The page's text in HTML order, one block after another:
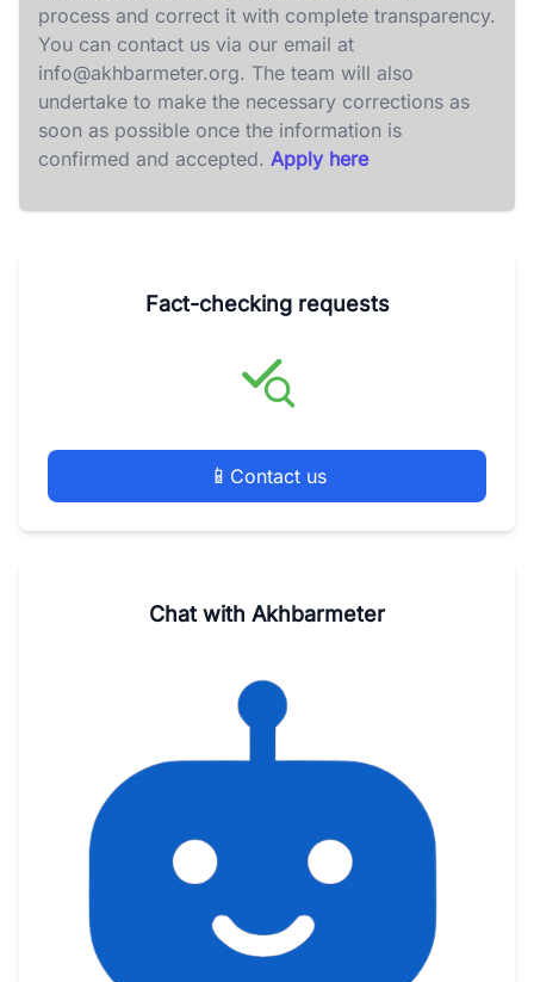
process and correct it with complete transparency.
You can contact us via our email at
info@akhbarmeter.org. The team will also
undertake to make the necessary corrections as
soon as possible once the information is
confirmed and accepted. Apply here
Fact-checking requests
📱 Contact us
Chat with Akhbarmeter